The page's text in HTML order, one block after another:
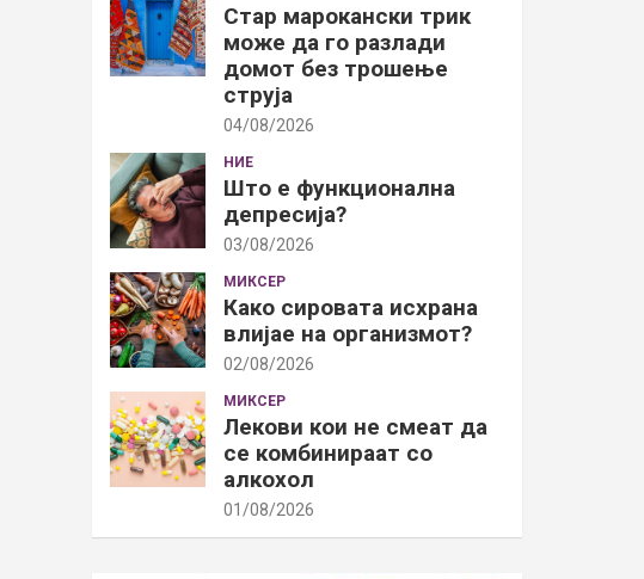
Стар марокански трик
може да го разлади
домот без трошење
струја
04/08/2026
НИЕ
Што е функционална
депресија?
03/08/2026
МИКСЕР
Како сировата исхрана
влијае на организмот?
02/08/2026
МИКСЕР
Лекови кои не смеат да
се комбинираат со
алкохол
01/08/2026